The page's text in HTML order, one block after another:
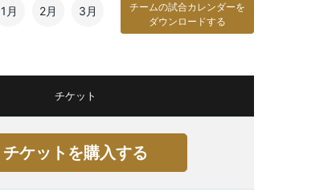
1月 2月 3月
チームの試合カレンダーを
ダウンロードする
チケット
チケットを購入する